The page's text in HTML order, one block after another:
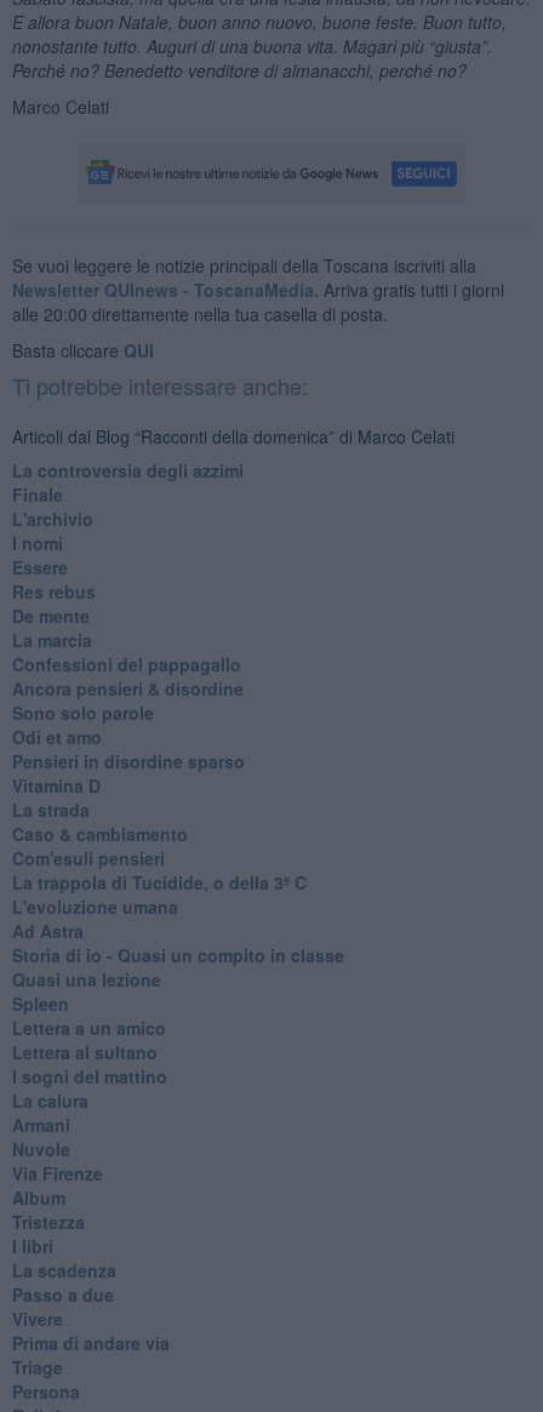
E allora buon Natale, buon anno nuovo, buone feste. Buon tutto,
nonostante tutto. Auguri di una buona vita. Magari più “giusta”.
Perché no? Benedetto venditore di almanacchi, perché no?
Marco Celati
Se vuoi leggere le notizie principali della Toscana iscriviti alla
Newsletter QUInews - ToscanaMedia. Arriva gratis tutti i giorni
alle 20:00 direttamente nella tua casella di posta.
Basta cliccare QUI
Ti potrebbe interessare anche:
Articoli dal Blog “Racconti della domenica” di Marco Celati
La controversia degli azzimi
Finale
L'archivio
I nomi
Essere
Res rebus
De mente
La marcia
Confessioni del pappagallo
Ancora pensieri & disordine
Sono solo parole
Odi et amo
Pensieri in disordine sparso
Vitamina D
La strada
Caso & cambiamento
Com'esuli pensieri
La trappola di Tucidide, o della 3ª C
L'evoluzione umana
Ad Astra
Storia di io - Quasi un compito in classe
Quasi una lezione
Spleen
Lettera a un amico
Lettera al sultano
I sogni del mattino
La calura
Armani
Nuvole
Via Firenze
Album
Tristezza
I libri
La scadenza
Passo a due
Vivere
Prima di andare via
Triage
Persona